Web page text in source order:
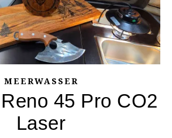
MEERWASSER
45 Pro CO2
Laser